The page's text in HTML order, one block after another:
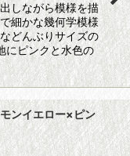
しながら模様を描
細かな幾何学模様
どんぶりサイズの
にピンクと水色の
ンイエロー×ピン